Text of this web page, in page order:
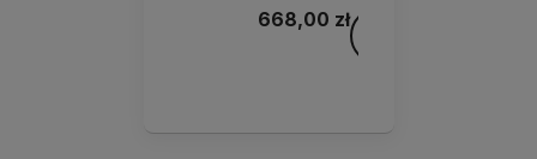
668,00 złRozmiar
ramy: